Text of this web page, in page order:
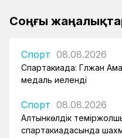
Соңғы
Спорт 08.08.2026
Спартакиада: Гүлжан
медаль иеленді
Спорт 08.08.2026
Алтынкөлдік
спартакиадасында